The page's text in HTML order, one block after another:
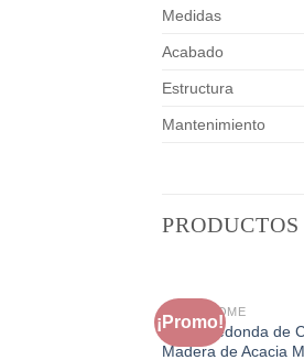
Medidas
Acabado
Estructura
Mantenimiento
¡Promo!
FAURA HOME
Mesa Redonda de
Madera de Acacia